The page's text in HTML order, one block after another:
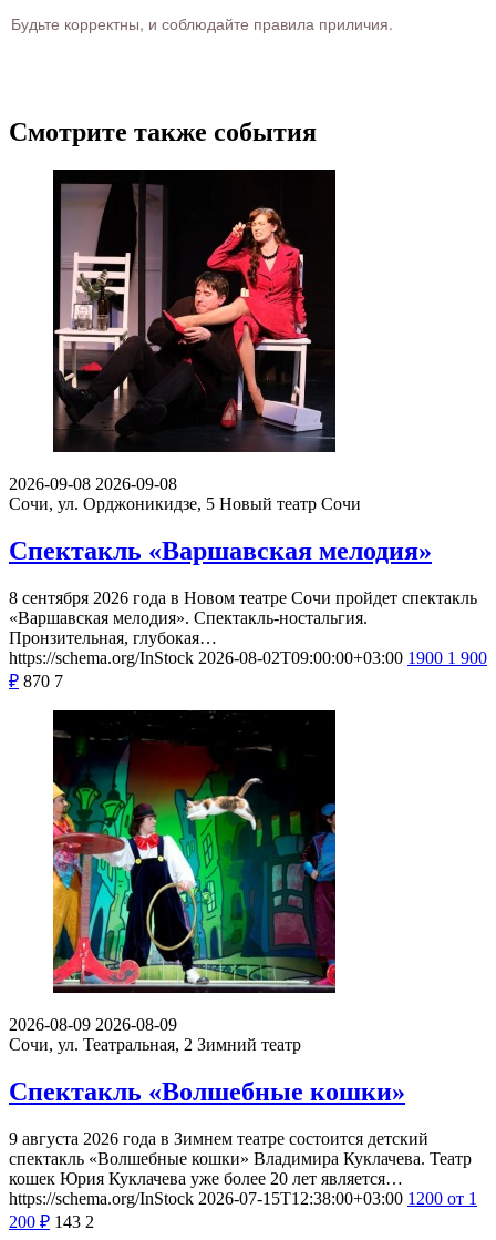
Будьте корректны, и соблюдайте правила приличия.
Смотрите также события
2026-09-08 2026-09-08
Сочи, ул. Орджоникидзе, 5 Новый театр Сочи
Спектакль «Варшавская мелодия»
8 сентября 2026 года в Новом театре Сочи пройдет спектакль
«Варшавская мелодия». Спектакль-ностальгия.
Пронзительная, глубокая…
https://schema.org/InStock 2026-08-02T09:00:00+03:00 1900 1 900
₽ 870 7
2026-08-09 2026-08-09
Сочи, ул. Театральная, 2 Зимний театр
Спектакль «Волшебные кошки»
9 августа 2026 года в Зимнем театре состоится детский
спектакль «Волшебные кошки» Владимира Куклачева. Театр
кошек Юрия Куклачева уже более 20 лет является…
https://schema.org/InStock 2026-07-15T12:38:00+03:00 1200 от 1
200 ₽ 143 2